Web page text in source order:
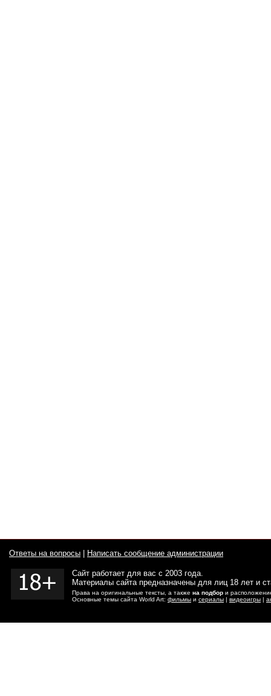
Ответы на вопросы Написать сообщение администрации
Сайт работает для вас с 2003 года.
Материалы сайта предназначены для лиц 18 лет и
Права на оригинальные тексты, а также на подбор и
Основные темы сайта World Art: фильмы и сериалы | видеоигры |